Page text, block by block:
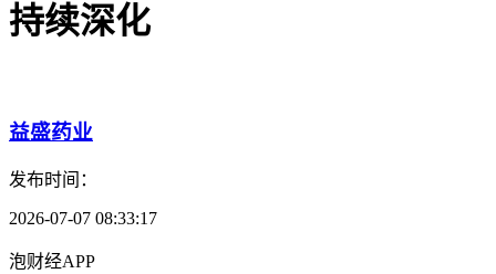
持续深化
发布时间：
2026-07-07 08:33:17
泡财经APP